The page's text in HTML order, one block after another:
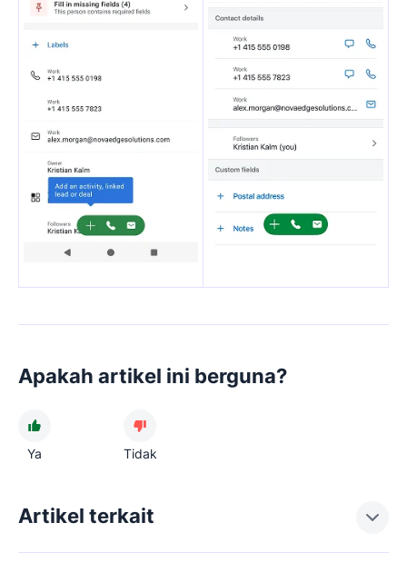
Apakah artikel ini berguna?
Ya Tidak
Artikel terkait